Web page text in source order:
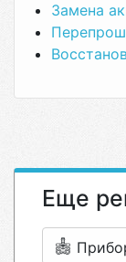
Замена
Еще